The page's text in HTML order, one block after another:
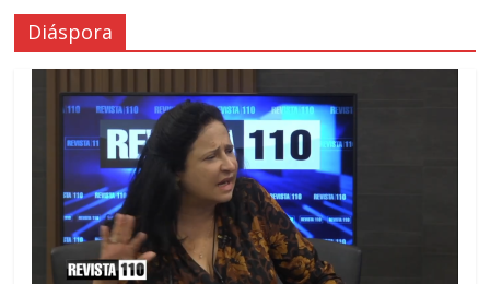
Diáspora